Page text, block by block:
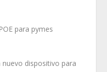
dispositivo para